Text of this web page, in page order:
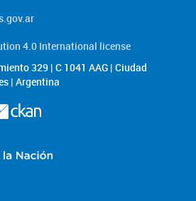
4.0 International license
329 | C 1041 AAG | Ciudad
| Argentina